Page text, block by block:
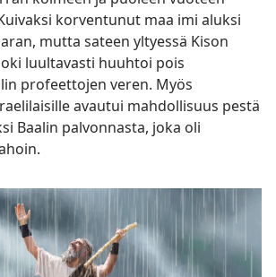
korventunut maa imi aluksi
mutta sateen yltyessä Kison
luultavasti huuhtoi pois
profeettojen veren. Myös
avautui mahdollisuus pestä
Baalin palvonnasta, joka oli